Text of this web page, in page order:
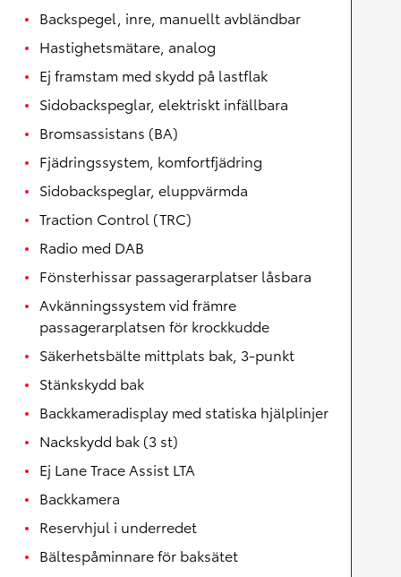
Backspegel, inre, manuellt avbländbar
Hastighetsmätare, analog
Ej framstam med skydd på lastflak
Sidobackspeglar, elektriskt infällbara
Bromsassistans (BA)
Fjädringssystem, komfortfjädring
Sidobackspeglar, eluppvärmda
Traction Control (TRC)
Radio med DAB
Fönsterhissar passagerarplatser låsbara
Avkänningssystem vid främre
passagerarplatsen för krockkudde
Säkerhetsbälte mittplats bak, 3-punkt
Stänkskydd bak
Backkameradisplay med statiska hjälplinjer
Nackskydd bak (3 st)
Ej Lane Trace Assist LTA
Backkamera
Reservhjul i underredet
Bältespåminnare för baksätet